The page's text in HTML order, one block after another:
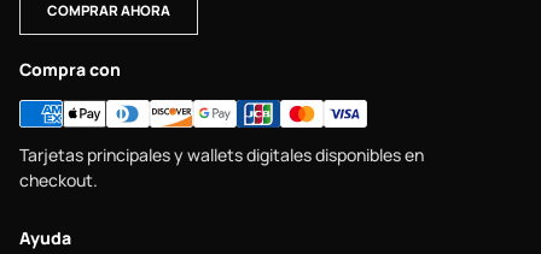
COMPRAR AHORA
Compra con
Tarjetas principales y wallets digitales disponibles en
checkout.
Ayuda